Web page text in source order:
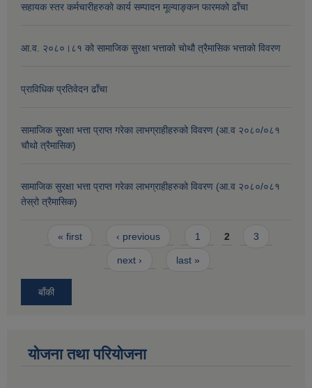
सहायक स्तर कर्मचारीहरुको कार्य सम्पादन मूल्याङ्कन फारमको ढाँचा
आ.व. २०८०।८१ को सामाजिक सुरक्षा भत्ताको चोथौ त्रैमासिक भत्ताको विवरण
प्राविधिक प्रतिवेदन ढाँचा
सामाजिक सुरक्षा भत्ता प्राप्त गरेका लाभग्राहीहरुको विवरण (आ.व २०८०/०८१
चौथो त्रैमासिक)
सामाजिक सुरक्षा भत्ता प्राप्त गरेका लाभग्राहीहरुको विवरण (आ.व २०८०/०८१
तेस्रो त्रैमासिक)
Pages
« first ‹ previous 1 2 3
next › last »
बाँकी
योजना तथा परियोजना